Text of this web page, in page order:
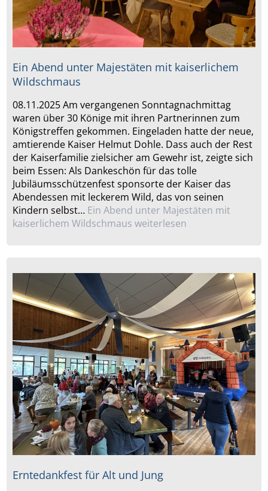
Ein Abend unter Majestäten mit kaiserlichem
Wildschmaus
08.11.2025 Am vergangenen Sonntagnachmittag
waren über 30 Könige mit ihren Partnerinnen zum
Königstreffen gekommen. Eingeladen hatte der neue,
amtierende Kaiser Helmut Dohle. Dass auch der Rest
der Kaiserfamilie zielsicher am Gewehr ist, zeigte sich
beim Essen: Als Dankeschön für das tolle
Jubiläumsschützenfest sponsorte der Kaiser das
Abendessen mit leckerem Wild, das von seinen
Kindern selbst… Ein Abend unter Majestäten mit
kaiserlichem Wildschmausweiterlesen
Erntedankfest für Alt und Jung